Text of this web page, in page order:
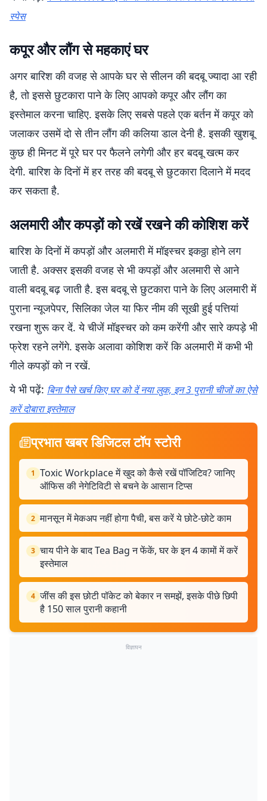
स्पेस
कपूर और लौंग से महकाएं घर
अगर बारिश की वजह से आपके घर से सीलन की बदबू ज्यादा आ रही
है, तो इससे छुटकारा पाने के लिए आपको कपूर और लौंग का
इस्तेमाल करना चाहिए. इसके लिए सबसे पहले एक बर्तन में कपूर को
जलाकर उसमें दो से तीन लौंग की कलिया डाल देनी है. इसकी खुशबू
कुछ ही मिनट में पूरे घर पर फैलने लगेगी और हर बदबू खत्म कर
देगी. बारिश के दिनों में हर तरह की बदबू से छुटकारा दिलाने में मदद
कर सकता है.
अलमारी और कपड़ों को रखें रखने की कोशिश करें
बारिश के दिनों में कपड़ों और अलमारी में मॉइस्चर इकठ्ठा होने लग
जाती है. अक्सर इसकी वजह से भी कपड़ों और अलमारी से आने
वाली बदबू बढ़ जाती है. इस बदबू से छुटकारा पाने के लिए अलमारी में
पुराना न्यूजपेपर, सिलिका जेल या फिर नीम की सूखी हुई पत्तियां
रखना शुरू कर दें. ये चीजें मॉइस्चर को कम करेंगी और सारे कपड़े भी
फ्रेश रहने लगेंगे. इसके अलावा कोशिश करें कि अलमारी में कभी भी
गीले कपड़ों को न रखें.
ये भी पढ़ें: बिना पैसे खर्च किए घर को दें नया लुक, इन 3 पुरानी चीजों का ऐसे
करें दोबारा इस्तेमाल
प्रभात खबर डिजिटल टॉप स्टोरी
1 Toxic Workplace में खुद को कैसे रखें पॉजिटिव? जानिए
ऑफिस की नेगेटिविटी से बचने के आसान टिप्स
2 मानसून में मेकअप नहीं होगा पैची, बस करें ये छोटे-छोटे काम
3 चाय पीने के बाद Tea Bag न फेंकें, घर के इन 4 कामों में करें
इस्तेमाल
4 जींस की इस छोटी पॉकेट को बेकार न समझें, इसके पीछे छिपी
है 150 साल पुरानी कहानी
विज्ञापन